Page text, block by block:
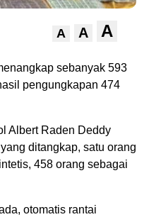
A A A
sebanyak 593
pengungkapan 474
Albert Raden Deddy
ditangkap, satu orang
458 orang sebagai
otomatis rantai